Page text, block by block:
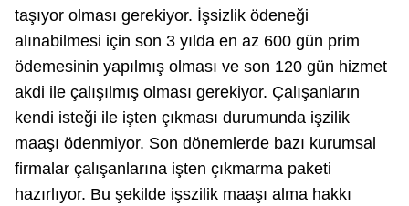
taşıyor olması gerekiyor. İşsizlik ödeneği
alınabilmesi için son 3 yılda en az 600 gün prim
ödemesinin yapılmış olması ve son 120 gün hizmet
akdi ile çalışılmış olması gerekiyor. Çalışanların
kendi isteği ile işten çıkması durumunda işzilik
maaşı ödenmiyor. Son dönemlerde bazı kurumsal
firmalar çalışanlarına işten çıkmarma paketi
hazırlıyor. Bu şekilde işszilik maaşı alma hakkı